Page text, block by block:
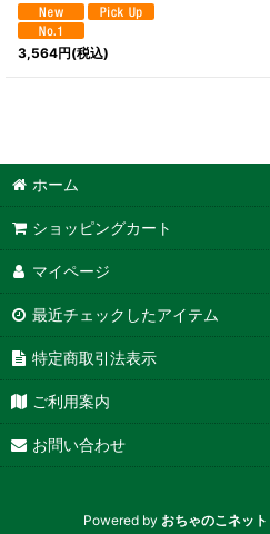
3,564円(税込)
ホーム
ショッピングカート
マイページ
最近チェックしたアイテム
特定商取引法表示
ご利用案内
お問い合わせ
Powered by おちゃのこネット